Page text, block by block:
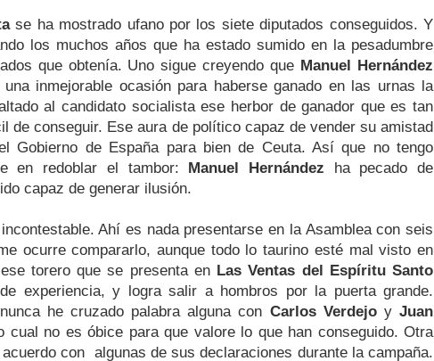
se ha mostrado ufano por los siete diputados conseguidos. Y
los muchos años que ha estado sumido en la pesadumbre
que obtenía. Uno sigue creyendo que Manuel Hernández
una inmejorable ocasión para haberse ganado en las urnas la
al candidato socialista ese herbor de ganador que es tan
de conseguir. Ese aura de político capaz de vender su amistad
Gobierno de España para bien de Ceuta. Así que no tengo
en redoblar el tambor: Manuel Hernández ha pecado de
capaz de generar ilusión.
Ahí es nada presentarse en la Asamblea con seis
ocurre compararlo, aunque todo lo taurino esté mal visto en
torero que se presenta en Las Ventas del Espíritu Santo
experiencia, y logra salir a hombros por la puerta grande.
he cruzado palabra alguna con Carlos VerdejoyJuan
cual no es óbice para que valore lo que han conseguido. Otra
con algunas de sus declaraciones durante la campaña.